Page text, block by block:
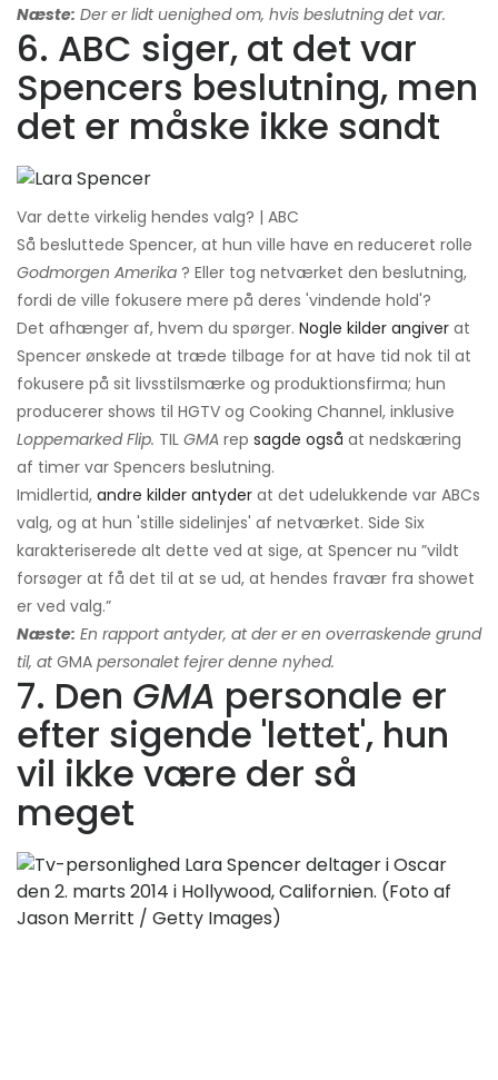
Næste: Der er lidt uenighed om, hvis beslutning det var.
6. ABC siger, at det var
Spencers beslutning, men
det er måske ikke sandt
Var dette virkelig hendes valg? | ABC
Så besluttede Spencer, at hun ville have en reduceret rolle
Godmorgen Amerika ? Eller tog netværket den beslutning,
fordi de ville fokusere mere på deres 'vindende hold'?
Det afhænger af, hvem du spørger. Nogle kilder angiver at
Spencer ønskede at træde tilbage for at have tid nok til at
fokusere på sit livsstilsmærke og produktionsfirma; hun
producerer shows til HGTV og Cooking Channel, inklusive
Loppemarked Flip. TIL GMA rep sagde også at nedskæring
af timer var Spencers beslutning.
Imidlertid, andre kilder antyder at det udelukkende var ABCs
valg, og at hun 'stille sidelinjes' af netværket. Side Six
karakteriserede alt dette ved at sige, at Spencer nu ”vildt
forsøger at få det til at se ud, at hendes fravær fra showet
er ved valg.”
Næste: En rapport antyder, at der er en overraskende grund
til, atGMA personalet fejrer denne nyhed.
7. Den GMA personale er
efter sigende 'lettet', hun
vil ikke være der så
meget